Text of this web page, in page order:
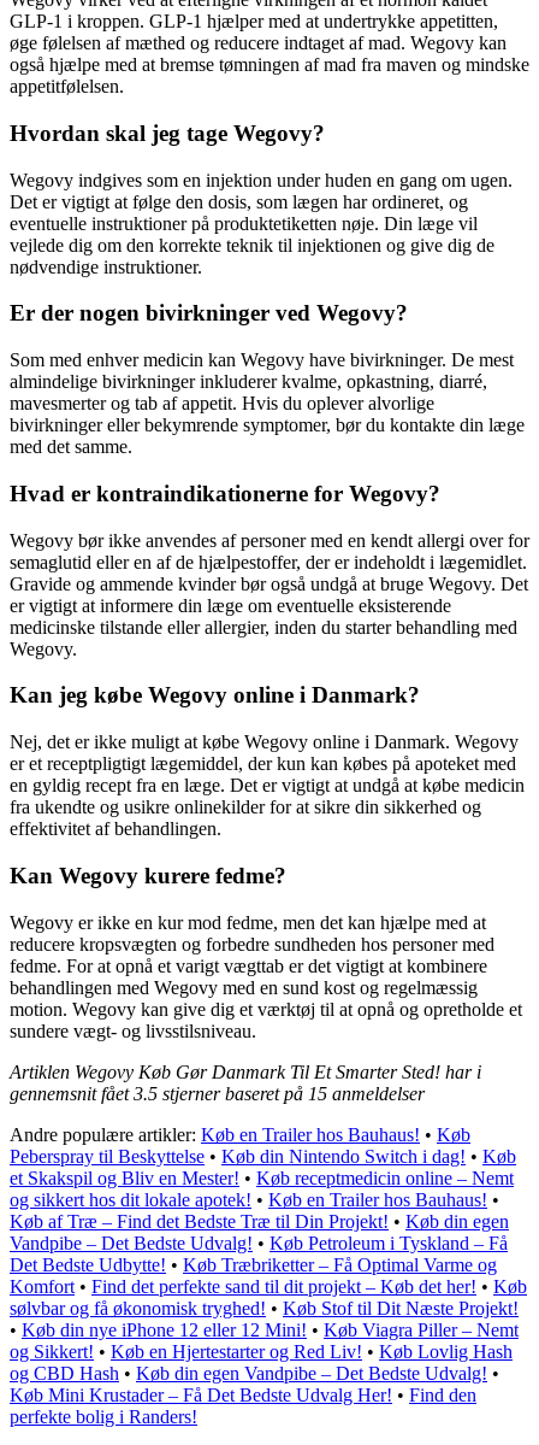
GLP-1 i kroppen. GLP-1 hjælper med at undertrykke appetitten,
øge følelsen af ​​mæthed og reducere indtaget af mad. Wegovy kan
også hjælpe med at bremse tømningen af ​​mad fra maven og mindske
appetitfølelsen.
Hvordan skal jeg tage Wegovy?
Wegovy indgives som en injektion under huden en gang om ugen.
Det er vigtigt at følge den dosis, som lægen har ordineret, og
eventuelle instruktioner på produktetiketten nøje. Din læge vil
vejlede dig om den korrekte teknik til injektionen og give dig de
nødvendige instruktioner.
Er der nogen bivirkninger ved Wegovy?
Som med enhver medicin kan Wegovy have bivirkninger. De mest
almindelige bivirkninger inkluderer kvalme, opkastning, diarré,
mavesmerter og tab af appetit. Hvis du oplever alvorlige
bivirkninger eller bekymrende symptomer, bør du kontakte din læge
med det samme.
Hvad er kontraindikationerne for Wegovy?
Wegovy bør ikke anvendes af personer med en kendt allergi over for
semaglutid eller en af ​​de hjælpestoffer, der er indeholdt i lægemidlet.
Gravide og ammende kvinder bør også undgå at bruge Wegovy. Det
er vigtigt at informere din læge om eventuelle eksisterende
medicinske tilstande eller allergier, inden du starter behandling med
Wegovy.
Kan jeg købe Wegovy online i Danmark?
Nej, det er ikke muligt at købe Wegovy online i Danmark. Wegovy
er et receptpligtigt lægemiddel, der kun kan købes på apoteket med
en gyldig recept fra en læge. Det er vigtigt at undgå at købe medicin
fra ukendte og usikre onlinekilder for at sikre din sikkerhed og
effektivitet af behandlingen.
Kan Wegovy kurere fedme?
Wegovy er ikke en kur mod fedme, men det kan hjælpe med at
reducere kropsvægten og forbedre sundheden hos personer med
fedme. For at opnå et varigt vægttab er det vigtigt at kombinere
behandlingen med Wegovy med en sund kost og regelmæssig
motion. Wegovy kan give dig et værktøj til at opnå og opretholde et
sundere vægt- og livsstilsniveau.
Artiklen Wegovy Køb Gør Danmark Til Et Smarter Sted! har i
gennemsnit fået3.5 stjerner baseret på 15 anmeldelser
Andre populære artikler: Køb en Trailer hos Bauhaus! • Køb
Peberspray til Beskyttelse • Køb din Nintendo Switch i dag! • Køb
et Skakspil og Bliv en Mester! • Køb receptmedicin online – Nemt
og sikkert hos dit lokale apotek! • Køb en Trailer hos Bauhaus! •
Køb af Træ – Find det Bedste Træ til Din Projekt! • Køb din egen
Vandpibe – Det Bedste Udvalg! • Køb Petroleum i Tyskland – Få
Det Bedste Udbytte! • Køb Træbriketter – Få Optimal Varme og
Komfort • Find det perfekte sand til dit projekt – Køb det her! • Køb
sølvbar og få økonomisk tryghed! • Køb Stof til Dit Næste Projekt!
• Køb din nye iPhone 12 eller 12 Mini! • Køb Viagra Piller – Nemt
og Sikkert! • Køb en Hjertestarter og Red Liv! • Køb Lovlig Hash
og CBD Hash • Køb din egen Vandpibe – Det Bedste Udvalg! •
Køb Mini Krustader – Få Det Bedste Udvalg Her! • Find den
perfekte bolig i Randers!